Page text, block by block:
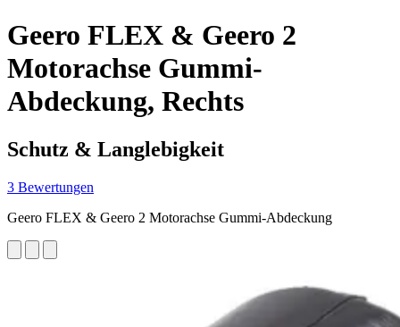
Geero FLEX & Geero 2
Motorachse Gummi-
Abdeckung, Rechts
Schutz & Langlebigkeit
3 Bewertungen
Geero FLEX & Geero 2 Motorachse Gummi-Abdeckung